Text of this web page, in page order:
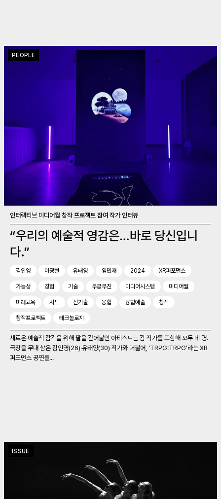
PEOPLE
인터랙티브 미디어월 창작 프로젝트 참여 작가 인터뷰
“우리의 예술적 영감은…바로 당신입니
다.”
김인영 이광현 유태양 임민재 2024 XR퍼포먼스
가능성 경험 기술 무궁무진 미디어시스템 미디어월
미래교육 시도 신기술 융합 융합예술 창작
창작프로젝트 테크놀로지
새로운 예술적 감각을 위해 팔을 걷어붙인 아티스트는 김 작가를 포함해 모두 네 명.
극장을 무대 삼은 김인영(26)‧유태양(30) 작가와 더불어, ‘TRPG:TRPG’라는 XR
퍼포먼스 공연을...
ISSUE